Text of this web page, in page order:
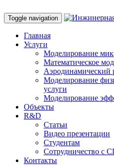
Toggle navigation
Главная
Услуги
Моделирование
Математическое
Аэродинамический
Моделирование
услуги
Моделирование
Объекты
R&D
Статьи
Видео презентации
Студентам
Сотрудничество с
Контакты